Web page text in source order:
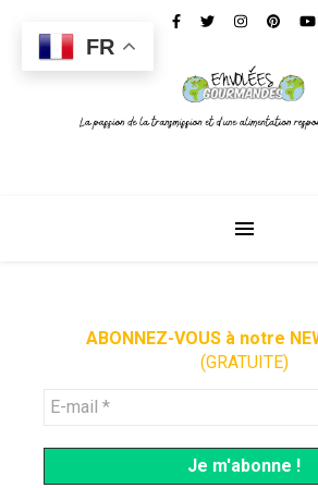
ABONNEZ-VOUS à notre
(GRATUITE)
FR